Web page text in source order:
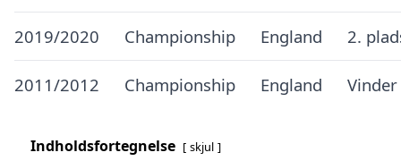
2019/2020 Championship England 2.
2011/2012 Championship England Vinder
Indholdsfortegnelse skjul